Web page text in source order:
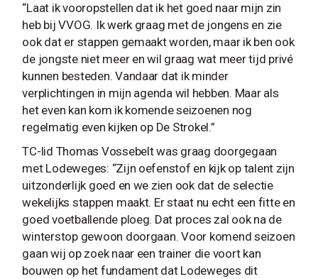
“Laat ik vooropstellen dat ik het goed naar mijn zin
heb bij VVOG. Ik werk graag met de jongens en zie
ook dat er stappen gemaakt worden, maar ik ben ook
de jongste niet meer en wil graag wat meer tijd privé
kunnen besteden. Vandaar dat ik minder
verplichtingen in mijn agenda wil hebben. Maar als
het even kan kom ik komende seizoenen nog
regelmatig even kijken op De Strokel.”
TC-lid Thomas Vossebelt was graag doorgegaan
met Lodeweges: “Zijn oefenstof en kijk op talent zijn
uitzonderlijk goed en we zien ook dat de selectie
wekelijks stappen maakt. Er staat nu echt een fitte en
goed voetballende ploeg. Dat proces zal ook na de
winterstop gewoon doorgaan. Voor komend seizoen
gaan wij op zoek naar een trainer die voort kan
bouwen op het fundament dat Lodeweges dit